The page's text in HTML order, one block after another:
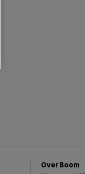
Over Boom